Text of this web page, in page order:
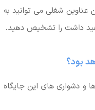
عناوین شغلی می توانید به
داشت را تشخیص دهید.
و دشواری های این جایگاه